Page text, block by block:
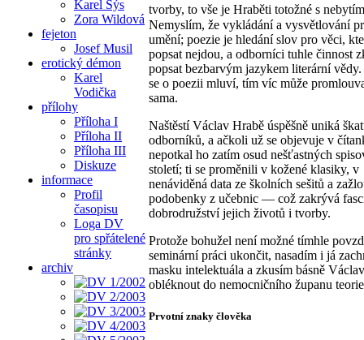
Karel Sýs
Zora Wildová
fejeton
Josef Musil
erotický démon
Karel
Vodička
přílohy
Příloha I
Příloha II
Příloha III
Diskuze
informace
Profil
časopisu
Loga DV
pro spřátelené
stránky
archiv
tvorby, to vše je Hraběti totožné s
Nemyslím, že vykládání a vysvětlování
umění; poezie je hledání slov pro věci,
popsat nejdou, a odborníci tuhle činnost
popsat bezbarvým jazykem literární
se o poezii mluví, tím víc může
sama.
Naštěstí Václav Hrabě úspěšně uniká
odborníků, a ačkoli už se objevuje v
nepotkal ho zatím osud nešťastných
století; ti se proměnili v kožené klasiky, v
nenáviděná data ze školních sešitů a
podobenky z učebnic — což zakrývá
dobrodružství jejich životů i tvorby.
Protože bohužel není možné tímhle
seminární práci ukončit, nasadím i já
masku intelektuála a zkusím básně
obléknout do nemocničního županu
Prvotní znaky člověka